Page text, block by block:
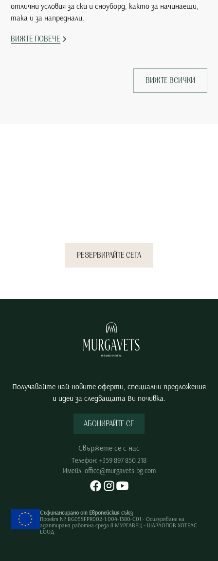
отлични условия за ски и сноуборд, както за начинаещи,
така и за напреднали.
ВИЖТЕ ПОВЕЧЕ
ВИЖТЕ ВСИЧКИ
РЕЗЕРВИРАЙТЕ СЕГА
Получавайте най-новите оферти, специални предложения
и идеи за следващата Ви почивка.
АБОНИРАЙТЕ СЕ
Свържете се с нас
Телефон: +359 897 850 218
Имейл: office@murgavets-bg.com
Съфинансирано от Европейския съюз
Проект № BG05SFPR002-1.004-1380-C01 - Осигуряване на
адаптирана работна среда в МУРГАВЕЦ - ШАРЛОПОВ ХОТЕЛС
ЕООД